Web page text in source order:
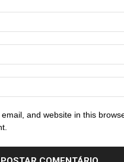
and website in this